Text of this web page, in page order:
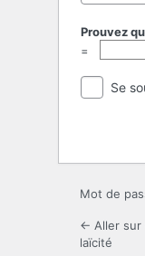
Prouvez
=
Se
Mot de
← Aller sur
laïcité